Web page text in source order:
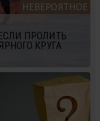
НЕВЕРОЯТНОЕ
ПРОЛИТЬ
КРУГА